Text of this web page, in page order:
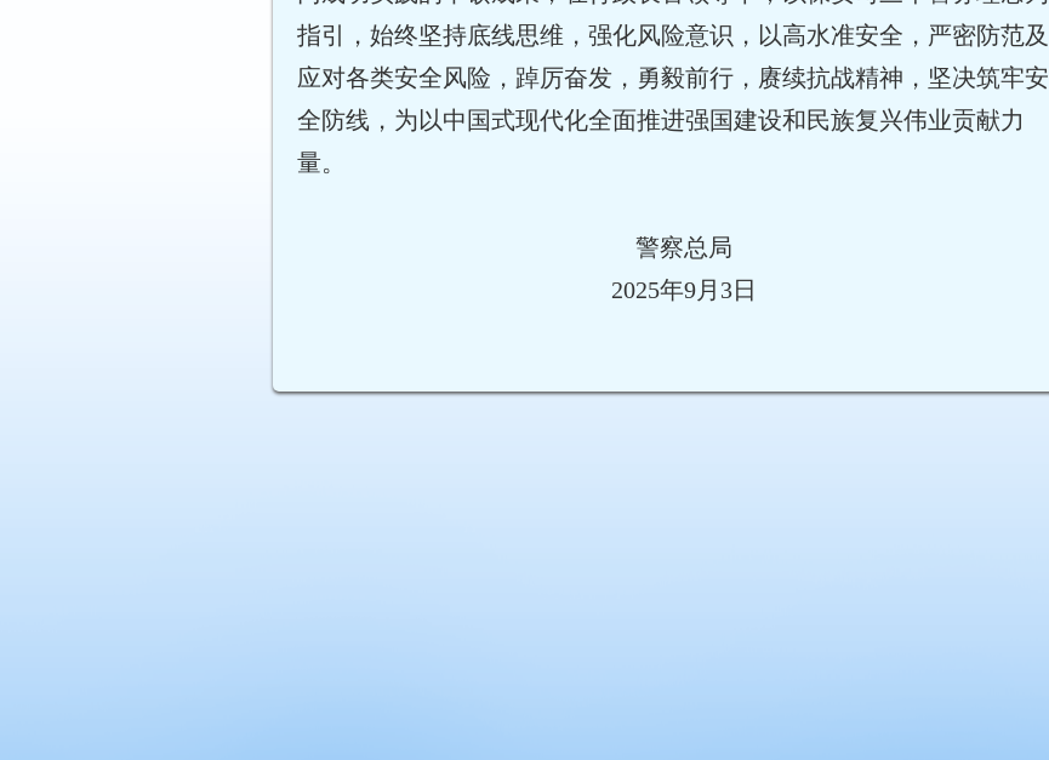
指引，始终坚持底线思维，强化风险意识，以高水准安全，严密防范及
应对各类安全风险，踔厉奋发，勇毅前行，赓续抗战精神，坚决筑牢安
全防线，为以中国式现代化全面推进强国建设和民族复兴伟业贡献力
量。
警察总局
2025年9月3日